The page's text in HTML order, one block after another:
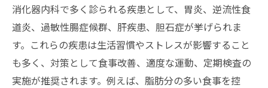
消化器内科で多く診られる疾患として、胃炎、逆流性食
道炎、過敏性腸症候群、肝疾患、胆石症が挙げられま
す。これらの疾患は生活習慣やストレスが影響すること
も多く、対策として食事改善、適度な運動、定期検査の
実施が推奨されます。例えば、脂肪分の多い食事を控